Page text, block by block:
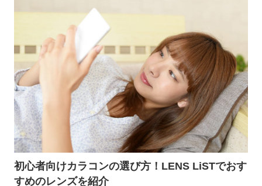
初心者向けカラコンの選び方！LENS LiSTでおす
すめのレンズを紹介